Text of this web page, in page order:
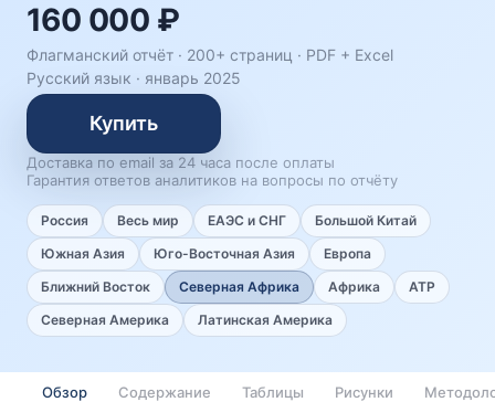
160 000 ₽
Флагманский отчёт · 200+ страниц · PDF + Excel
Русский язык · январь 2025
Купить
Доставка по email за 24 часа после оплаты
Гарантия ответов аналитиков на вопросы по отчёту
Россия Весь мир ЕАЭС и СНГ
Большой Китай
Южная Азия
Юго-Восточная Азия
Европа
Ближний Восток
Северная Африка Африка
АТР
Северная Америка
Латинская Америка
Обзор Содержание Таблицы Рисунки